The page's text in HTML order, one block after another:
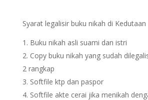
Syarat legalisir buku nikah di
Buku nikah asli suami dan istri
Copy buku nikah yang sudah
2 rangkap
Softfile ktp dan paspor
Softfile akte cerai jika menikah